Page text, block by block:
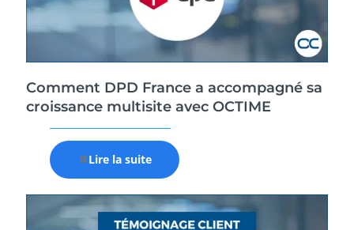
Comment DPD France a accompagné sa
croissance multisite avec OCTIME
Lire la suite